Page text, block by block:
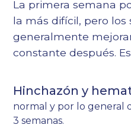
La primera semana
la más difícil, pero los
generalmente
constante después.
Hinchazón y
normal y por lo general
3 semanas.